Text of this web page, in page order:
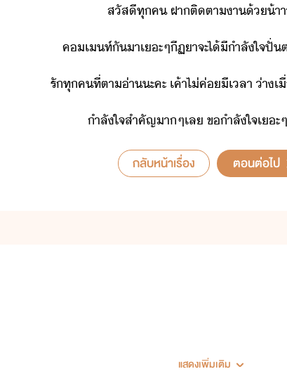
สัสี​ทุค​ ​ฝา​ติตา​า​้​้า
ค​เท์​ั​า​เะ​ๆ​ีฏ​าจะ​ไ้​ี​ำลัใจ​ปั่
รั​ทุค​ที่​ตา​่า​ะคะ​ ​เค้า​ไ่​ค่​ี​เลา​ ​่า​เ
ำลัใจ​สำคัญ​า​ๆ​เล​ ​ขำ​ลั​ใจ​เะ​
กลับหน้าเรื่อง ตอนต่อไป
แสดงเพิ่มเติม